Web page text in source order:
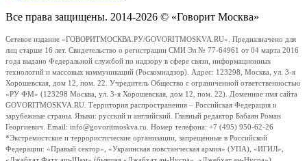
Все права защищены. 2014-2026 © «Говорит Москва»
Сетевое издание «ГОВОРИТМОСКВА.РУ/GOVORITMOSKVA.RU». Предназначено для
лиц старше 16 лет. Свидетельство о регистрации СМИ Эл № 77-64961 от 04 марта 2016
года выдано Федеральной службой по надзору в сфере связи, информационных
технологий и массовых коммуникаций (Роскомнадзор). Адрес: 123298, Москва, ул. 3-я
Хорошевская, дом 12, пом. 22. Учредитель Общество с ограниченной ответственностью
«РУ ФМ» (123298 Москва, ул. 3-я Хорошевская, дом 12, пом. 22). Доменное имя сайта
GOVORITMOSKVA.RU. Территория распространения – Российская Федерация и
зарубежные страны. Языки: русский и английский. Главный редактор Бабаян Роман
Георгиевич. Email: info@govoritmoskva.ru. Номер телефона: +7 (495) 950-62-26
*Экстремистские и террористические организации, запрещенные в Российской
Федерации: «Правый сектор», «Украинская повстанческая армия» (УПА), «ИГИЛ»,